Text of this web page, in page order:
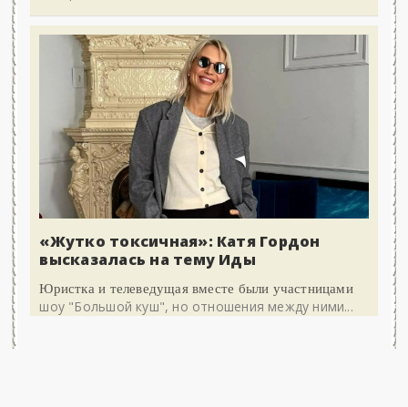
«Жутко токсичная»: Катя Гордон
высказалась на тему Иды
Юристка и телеведущая вместе были участницами
шоу "Большой куш", но отношения между ними...